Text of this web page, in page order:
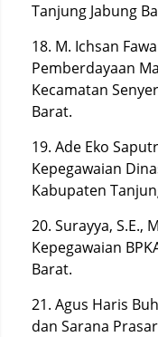
Tanjung Jabung
18. M. Ichsan
Pemberdayaan
Kecamatan
Barat.
19. Ade Eko
Kepegawaian
Kabupaten
20. Surayya, S.E.,
Kepegawaian
Barat.
21. Agus Haris
dan Sarana